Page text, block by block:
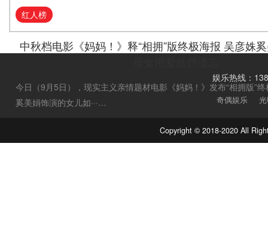
中秋档电影《妈妈！》释“相拥”版终极海报 吴彦姝
今日（9月5日），现实主义亲情题材电影《妈妈！》发布“相拥版”
奚美娟饰演的女儿如···…
红人榜
娱乐热线：
奇偶娱乐
Copyright © 2018-2020 All